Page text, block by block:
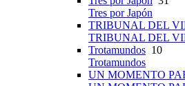
Tres por Japón
TRIBUNAL DEL
TRIBUNAL DEL
Trotamundos 10
Trotamundos
UN MOMENTO